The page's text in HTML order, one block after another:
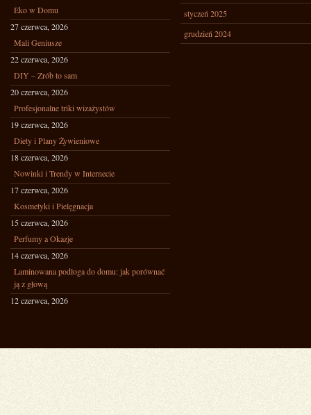
Eko w Domu
27 czerwca, 2026
Mali Geniusze
22 czerwca, 2026
DIY – Zrób to sam
20 czerwca, 2026
Profesjonalne triki wizażystów
19 czerwca, 2026
Diety i Plany Żywieniowe
18 czerwca, 2026
Nowinki i Trendy w Internecie
17 czerwca, 2026
Kosmetyki i Pielęgnacja
15 czerwca, 2026
Perfumy a Okazje
14 czerwca, 2026
Laminowana podłoga do domu: jak porównać
ją z głową
12 czerwca, 2026
styczeń 2025
grudzień 2024